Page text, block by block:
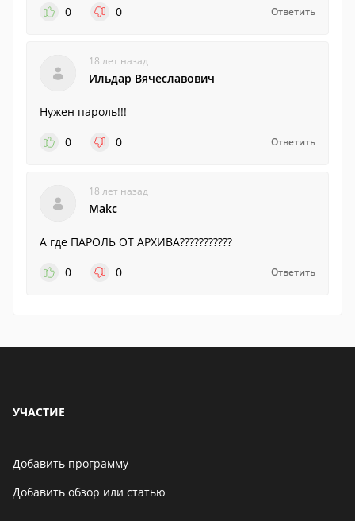
0
0 Ответить
18 лет назад
Ильдар Вячеславович
Нужен пароль!!!
0
0 Ответить
18 лет назад
Makc
А где ПАРОЛЬ ОТ АРХИВА???????????
0
0 Ответить
УЧАСТИЕ
Добавить программу
Добавить обзор или статью